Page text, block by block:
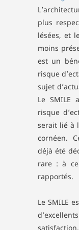
plus
lésées, et
moins
est un
risque
sujet
Le SMILE
risque
serait lié à
cornéen.
déjà été
rare : à
rapportés.
Le SMILE